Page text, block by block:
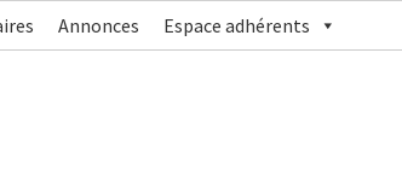
Annonces Espace adhérents